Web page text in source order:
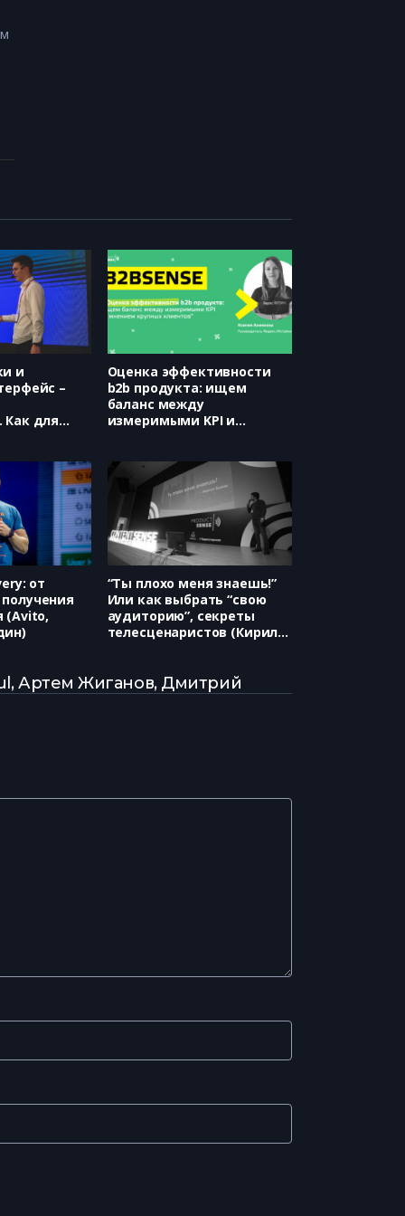
и
–
Как для
Оценка эффективности
b2b продукта: ищем
баланс между
измеримыми KPI и
Аникеева)
от
(Avito,
“Ты плохо меня знаешь!”
Или как выбрать “свою
аудиторию”, секреты
телесценаристов (Кирилл
Артем Жиганов, Дмитрий